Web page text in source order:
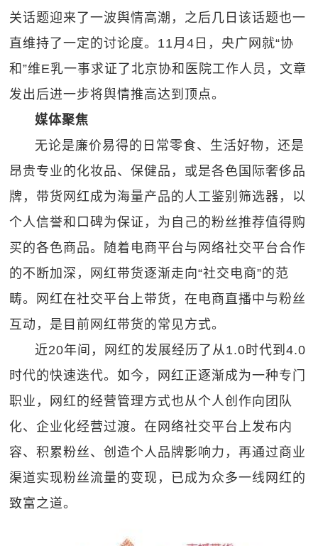
关话题迎来了一波舆情高潮，之后几日该话题也一
直维持了一定的讨论度。11月4日，央广网就“协
和”维E乳一事求证了北京协和医院工作人员，文章
发出后进一步将舆情推高达到顶点。
媒体聚焦
无论是廉价易得的日常零食、生活好物，还是
昂贵专业的化妆品、保健品，或是各色国际奢侈品
牌，带货网红成为海量产品的人工鉴别筛选器，以
个人信誉和口碑为保证，为自己的粉丝推荐值得购
买的各色商品。随着电商平台与网络社交平台合作
的不断加深，网红带货逐渐走向“社交电商”的范
畴。网红在社交平台上带货，在电商直播中与粉丝
互动，是目前网红带货的常见方式。
近20年间，网红的发展经历了从1.0时代到4.0
时代的快速迭代。如今，网红正逐渐成为一种专门
职业，网红的经营管理方式也从个人创作向团队
化、企业化经营过渡。在网络社交平台上发布内
容、积累粉丝、创造个人品牌影响力，再通过商业
渠道实现粉丝流量的变现，已成为众多一线网红的
致富之道。